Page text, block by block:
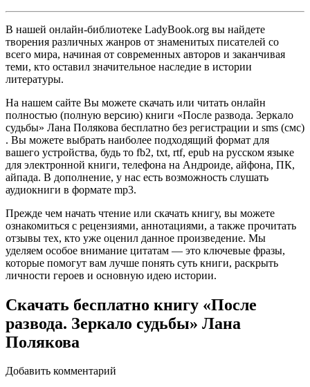
В нашей онлайн-библиотеке LadyBook.org вы найдете
творения различных жанров от знаменитых писателей со
всего мира, начиная от современных авторов и заканчивая
теми, кто оставил значительное наследие в истории
литературы.
На нашем сайте Вы можете скачать или читать онлайн
полностью (полную версию) книги «После развода. Зеркало
судьбы» Лана Полякова бесплатно без регистрации и sms (смс)
. Вы можете выбрать наиболее подходящий формат для
вашего устройства, будь то fb2, txt, rtf, epub на русском языке
для электронной книги, телефона на Андроиде, айфона, ПК,
айпада. В дополнение, у нас есть возможность слушать
аудиокниги в формате mp3.
Прежде чем начать чтение или скачать книгу, вы можете
ознакомиться с рецензиями, аннотациями, а также прочитать
отзывы тех, кто уже оценил данное произведение. Мы
уделяем особое внимание цитатам — это ключевые фразы,
которые помогут вам лучше понять суть книги, раскрыть
личности героев и основную идею истории.
Скачать бесплатно книгу «После
развода. Зеркало судьбы» Лана
Полякова
Добавить комментарий